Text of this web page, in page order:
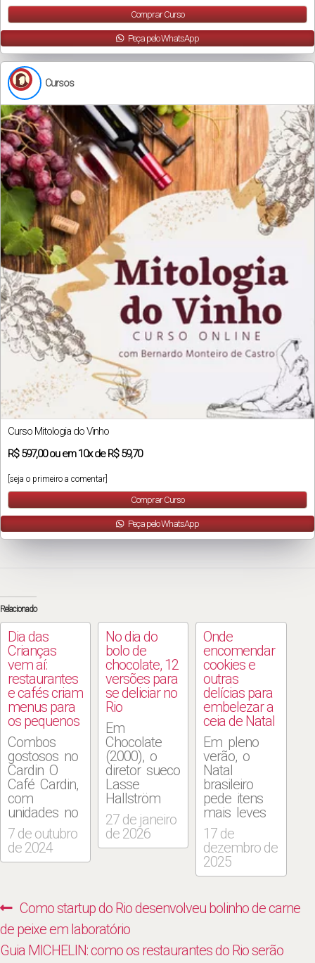
Comprar Curso
Peça pelo WhatsApp
Cursos
Curso Mitologia do Vinho
R$597,00ou em10xdeR$ 59,70
[seja o primeiro a comentar]
Comprar Curso
Peça pelo WhatsApp
Relacionado
Dia das
Crianças
vem aí:
restaurantes
e cafés criam
menus para
os pequenos
Combos
gostosos no
Cardin O
Café Cardin,
com
unidades no
Leblon e
Copacabana
(Rua
5262),
preparou
uma ação
especial
7 de outubro
de 2024
No dia do
bolo de
chocolate, 12
versões para
se deliciar no
Rio
Em
Chocolate
(2000), o
diretor sueco
Lasse
Hallström
transforma o
doce —
reverenciado
e astecas —
em
metáfora de
prazer,
27 de janeiro
de 2026
Onde
encomendar
cookies e
outras
delícias para
embelezar a
ceia de Natal
Em pleno
verão, o
Natal
brasileiro
pede itens
mais leves
na ceia,
cercada de
doces
pensados
antes
garfada.
17 de
dezembro de
2025
Navegação
de
Post
Previous
post:
Como startup do Rio desenvolveu bolinho de carne
de peixe em laboratório
Next
Guia MICHELIN: como os restaurantes do Rio serão